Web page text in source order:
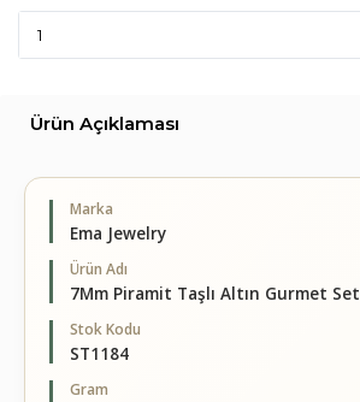
Ürün Açıklaması
Marka
Ema Jewelry
Ürün Adı
7Mm Piramit Taşlı Altın Gurmet Set
Stok Kodu
ST1184
Gram